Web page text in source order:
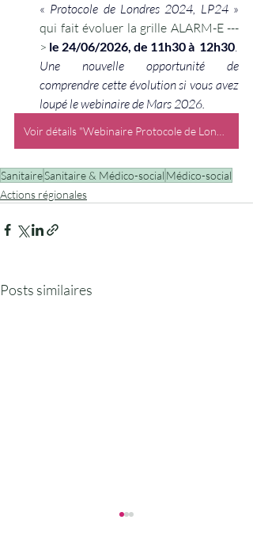
« Protocole de Londres 2024, LP24 »
qui fait évoluer la grille ALARM-E ---
> le 24/06/2026, de 11h30 à  12h30
Une nouvelle opportunité de
comprendre cette évolution si vous avez
loupé le webinaire de Mars 2026.
SanitaireSanitaire & Médico-social Médico-social
Actions régionales
Posts similaires